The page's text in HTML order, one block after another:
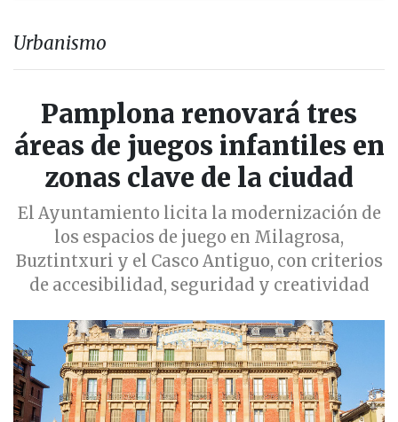
Urbanismo
Pamplona renovará tres
áreas de juegos infantiles en
zonas clave de la ciudad
El Ayuntamiento licita la modernización de
los espacios de juego en Milagrosa,
Buztintxuri y el Casco Antiguo, con criterios
de accesibilidad, seguridad y creatividad